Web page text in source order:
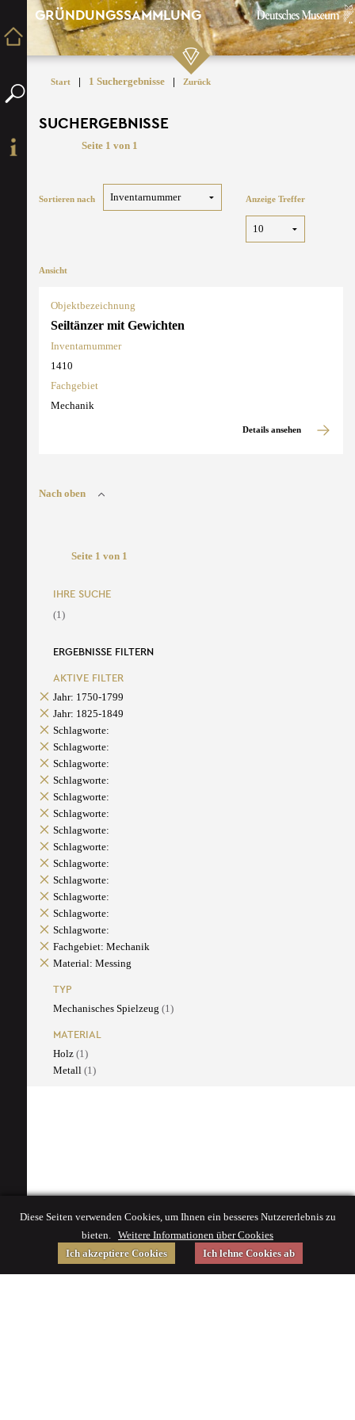
GRÜNDUNGSSAMMLUNG
Start | 1 Suchergebnisse | Zurück
SUCHERGEBNISSE
Seite 1 von 1
Sortieren nach Anzeige Treffer
Ansicht
Objektbezeichnung
Seiltänzer mit Gewichten
Inventarnummer
1410
Fachgebiet
Mechanik
Details ansehen
Nach oben
Seite 1 von 1
IHRE SUCHE
(1)
ERGEBNISSE FILTERN
AKTIVE FILTER
Jahr: 1750-1799
Jahr: 1825-1849
Schlagworte:
Schlagworte:
Schlagworte:
Schlagworte:
Schlagworte:
Schlagworte:
Schlagworte:
Schlagworte:
Schlagworte:
Schlagworte:
Schlagworte:
Schlagworte:
Schlagworte:
Fachgebiet: Mechanik
Material: Messing
TYP
Mechanisches Spielzeug (1)
MATERIAL
Holz (1)
Metall (1)
Diese Seiten verwenden Cookies, um Ihnen ein besseres Nutzererlebnis zu
bieten. Weitere Informationen über Cookies
Ich akzeptiere Cookies
Ich lehne Cookies ab